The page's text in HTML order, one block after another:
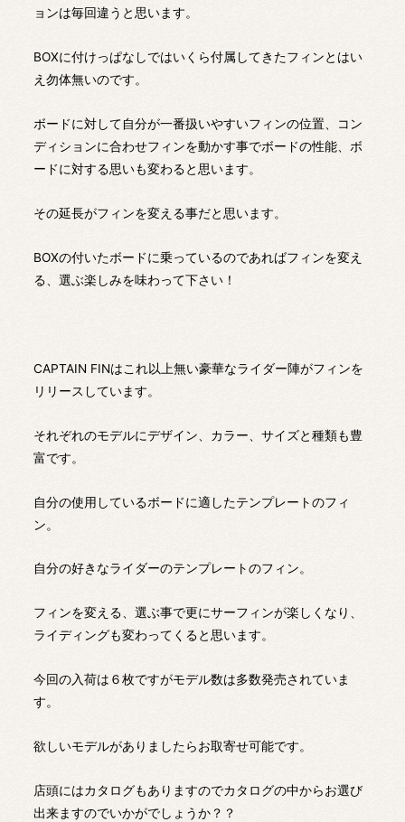
ョンは毎回違うと思います。
BOXに付けっぱなしではいくら付属してきたフィンとはい
え勿体無いのです。
ボードに対して自分が一番扱いやすいフィンの位置、コン
ディションに合わせフィンを動かす事でボードの性能、ボ
ードに対する思いも変わると思います。
その延長がフィンを変える事だと思います。
BOXの付いたボードに乗っているのであればフィンを変え
る、選ぶ楽しみを味わって下さい！
CAPTAIN FINはこれ以上無い豪華なライダー陣がフィンを
リリースしています。
それぞれのモデルにデザイン、カラー、サイズと種類も豊
富です。
自分の使用しているボードに適したテンプレートのフィ
ン。
自分の好きなライダーのテンプレートのフィン。
フィンを変える、選ぶ事で更にサーフィンが楽しくなり、
ライディングも変わってくると思います。
今回の入荷は６枚ですがモデル数は多数発売されていま
す。
欲しいモデルがありましたらお取寄せ可能です。
店頭にはカタログもありますのでカタログの中からお選び
出来ますのでいかがでしょうか？？